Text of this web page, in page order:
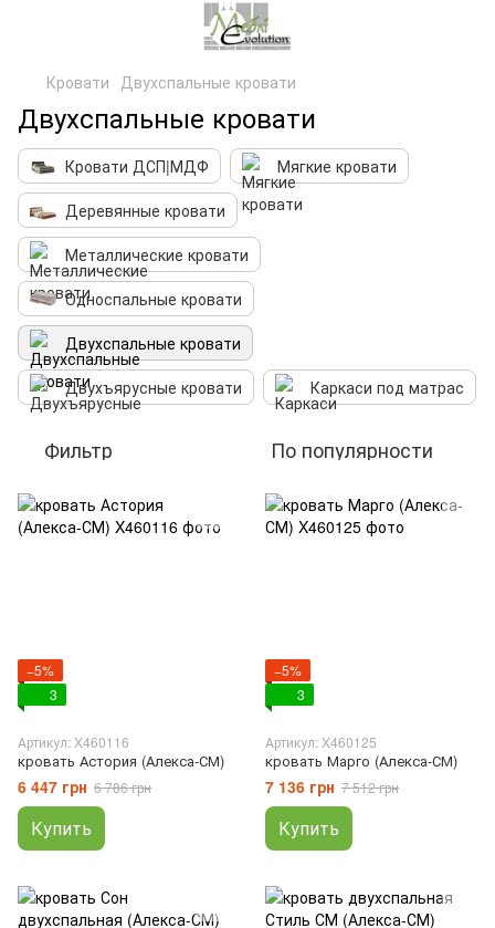
Кровати Двухспальные кровати
Двухспальные кровати
Кровати ДСП|МДФ
Мягкие кровати
Деревянные кровати
Металлические кровати
Односпальные кровати
Двухспальные кровати
Двухъярусные кровати
Каркаси под матрас
Фильтр По популярности
−5%
3
Артикул: X460116
кровать Астория (Алекса-СМ)
6 447 грн 6 786 грн
Купить
−5%
3
Артикул: X460125
кровать Марго (Алекса-СМ)
7 136 грн 7 512 грн
Купить